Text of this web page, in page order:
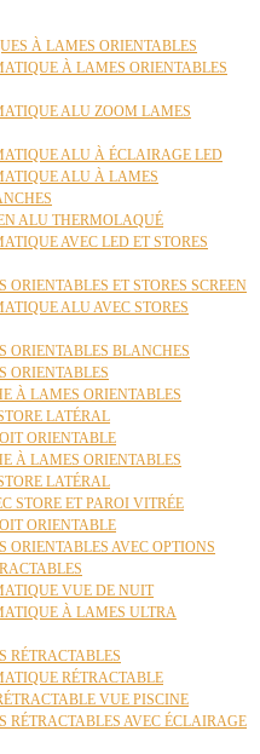
À LAMES ORIENTABLES
À LAMES ORIENTABLES
ALU ZOOM LAMES
ALU À ÉCLAIRAGE LED
ALU À LAMES
ALU THERMOLAQUÉ
AVEC LED ET STORES
ORIENTABLES ET STORES SCREEN
ALU AVEC STORES
ORIENTABLES BLANCHES
ORIENTABLES
À LAMES ORIENTABLES
LATÉRAL
ORIENTABLE
À LAMES ORIENTABLES
LATÉRAL
STORE ET PAROI VITRÉE
ORIENTABLE
ORIENTABLES AVEC OPTIONS
VUE DE NUIT
À LAMES ULTRA
RÉTRACTABLES
RÉTRACTABLE
VUE PISCINE
RÉTRACTABLES AVEC ÉCLAIRAGE